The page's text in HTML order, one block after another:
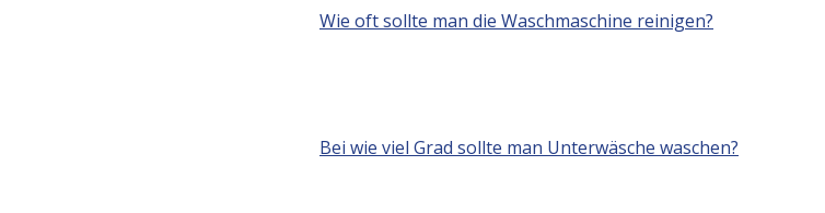
Wie oft sollte man die Waschmaschine reinigen?
Bei wie viel Grad sollte man Unterwäsche waschen?